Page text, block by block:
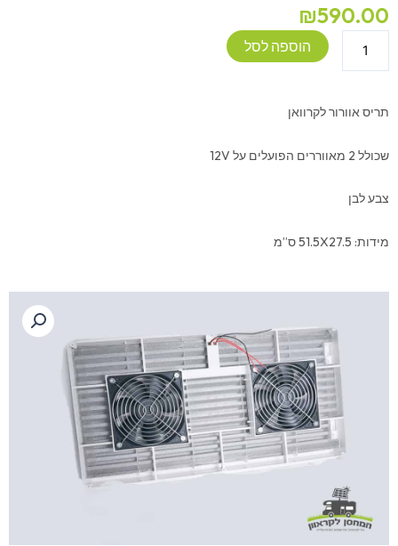
₪590.00
הוספה לסל
תריס אוורור לקרוואן
שכולל 2 מאווררים הפועלים על 12V
צבע לבן
מידות: 51.5X27.5 ס”מ